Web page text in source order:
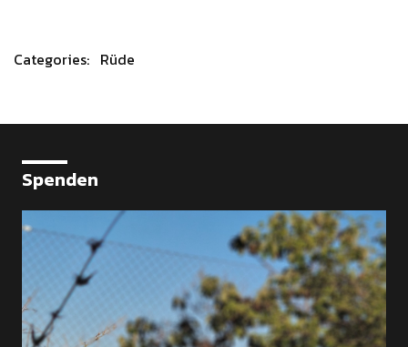
Categories: Rüde
Spenden